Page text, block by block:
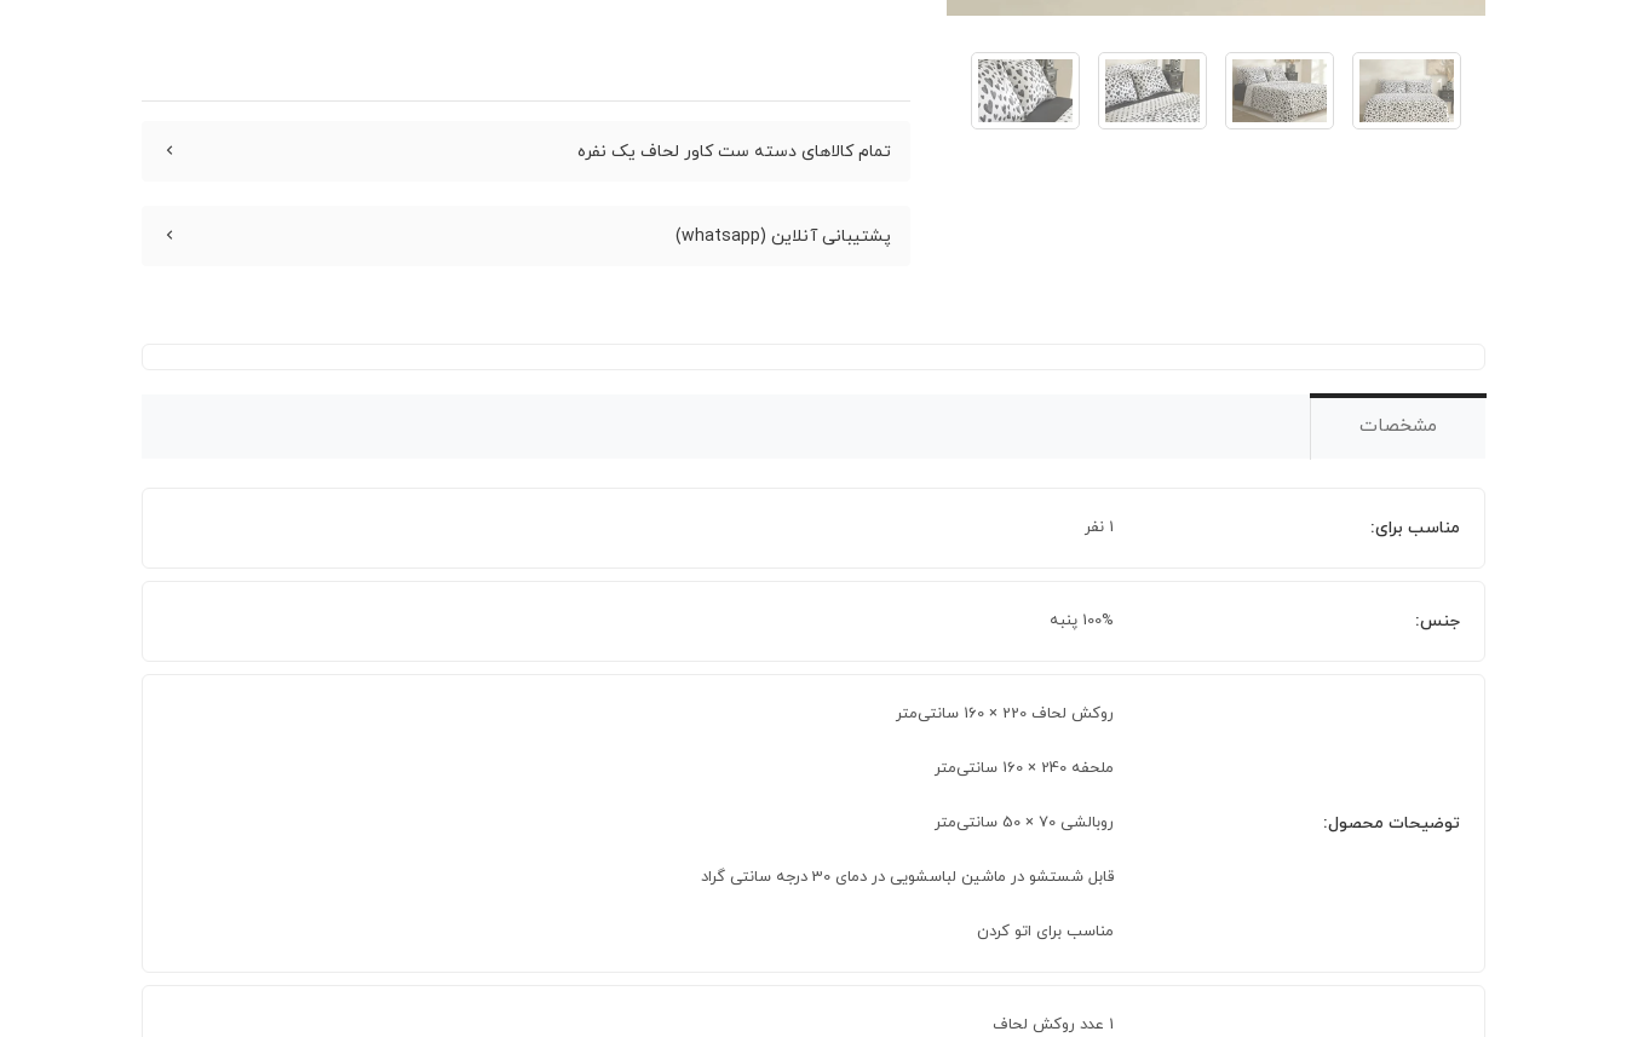
تمام کالاهای دسته ست کاور لحاف یک نفره
پشتیبانی آنلاین (whatsapp)
مشخصات
مناسب برای: 1 نفر
جنس: 100% پنبه
توضیحات محصول:
روکش لحاف 220 × 160 سانتی‌متر
ملحفه 240 × 160 سانتی‌متر
روبالشی 70 × 50 سانتی‌متر
قابل شستشو در ماشین لباسشویی در دمای 30 درجه سانتی گراد
مناسب برای اتو کردن
1 عدد روکش لحاف